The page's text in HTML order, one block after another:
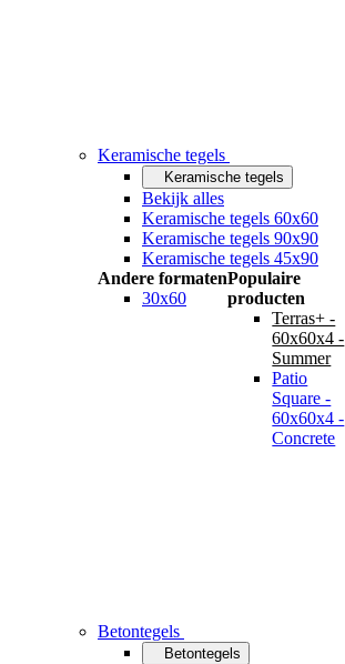
Keramische tegels
Keramische tegels
Bekijk alles
Keramische tegels 60x60
Keramische tegels 90x90
Keramische tegels 45x90
Andere formaten
30x60
Populaire
producten
Terras+ -
60x60x4 -
Summer
Patio
Square -
60x60x4 -
Concrete
Betontegels
Betontegels